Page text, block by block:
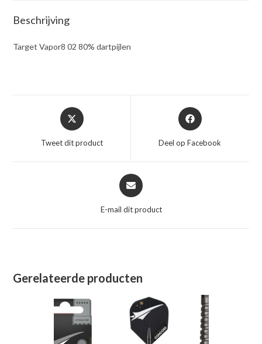
Beschrijving
Target Vapor8 02 80% dartpijlen
Opent
in
nieuw
Tweet dit product
Opent
in
nieuw
Deel op Facebook
Opent
in
nieuw
E-mail dit product
Gerelateerde producten